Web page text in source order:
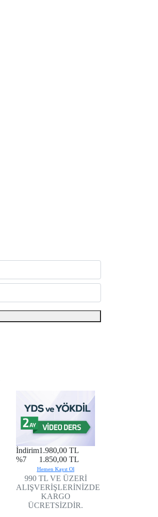
İndirim
%7
1.980,00 TL
1.850,00 TL
Hemen Kayıt Ol
990 TL VE ÜZERİ
ALIŞVERİŞLERİNİZDE
KARGO
ÜCRETSİZDİR.